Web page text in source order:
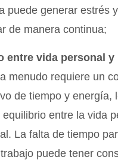
puede generar estrés
de manera continua;
entre vida personal y
menudo requiere un
de tiempo y energía,
equilibrio entre la vida
La falta de tiempo
puede tener